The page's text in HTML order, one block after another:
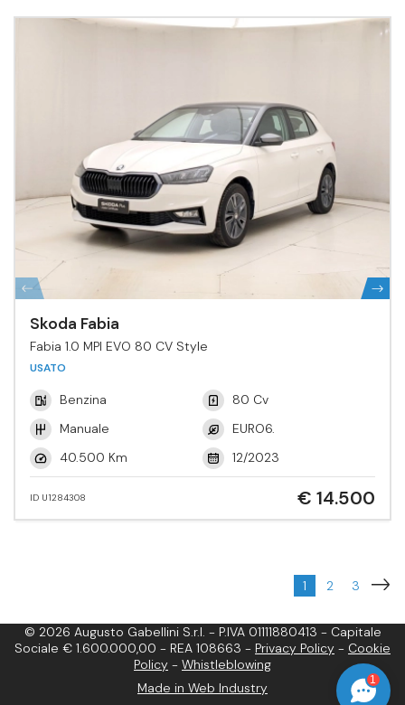
Skoda Fabia
Fabia 1.0 MPI EVO 80 CV Style
USATO
Benzina
80 Cv
Manuale
EURO6.
40.500 Km
12/2023
ID U1284308 € 14.500
1 2 3
© 2026 Augusto Gabellini S.r.l. - P.IVA 01111880413 - Capitale
Sociale € 1.600.000,00 - REA 108663 - Privacy Policy - Cookie
Policy - Whistleblowing
Made in Web Industry
1